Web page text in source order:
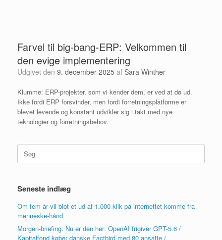
Farvel til big-bang-ERP: Velkommen til
den evige implementering
Udgivet den 9. december 2025 af Sara Winther
Klumme: ERP-projekter, som vi kender dem, er ved at dø ud.
Ikke fordi ERP forsvinder, men fordi forretningsplatforme er
blevet levende og konstant udvikler sig i takt med nye
teknologier og forretningsbehov.
Søg
efter:
Seneste indlæg
Om fem år vil blot et ud af 1.000 klik på internettet komme fra
menneske-hånd
Morgen-briefing: Nu er den her: OpenAI frigiver GPT-5.6 /
Kapitalfond køber danske Factbird med 80 ansatte /